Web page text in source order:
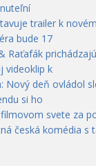
trailer k
bude 17
Raťafák
videoklip k
Nový deň ovládol
si ho
svete za
česká komédia s